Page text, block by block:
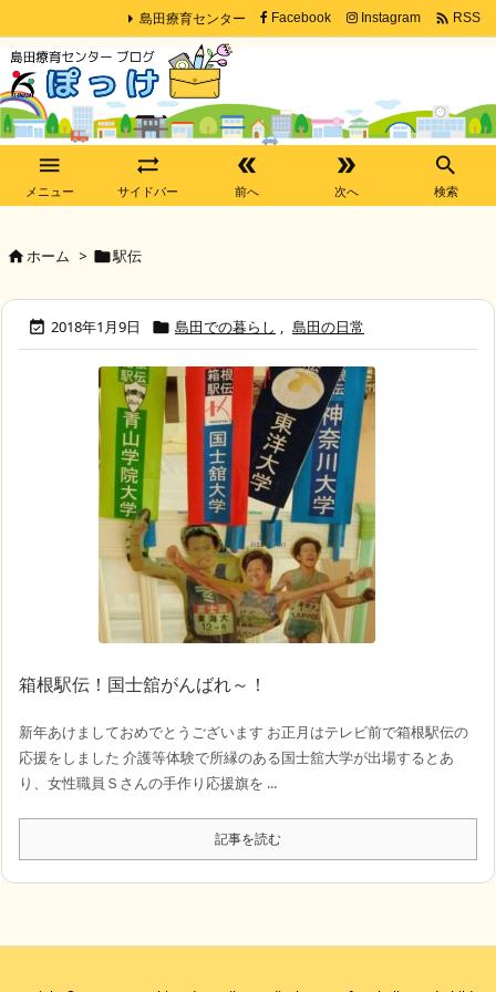

メニュー

サイドバー

前へ

次へ

検索
島田療育センター Facebook Instagram  RSS
ホーム > 駅伝
 2018年1月9日  島田での暮らし 島田の日常
箱根駅伝！国士舘がんばれ～！
新年あけましておめでとうございます お正月はテレビ前で箱根駅伝の
応援をしました 介護等体験で所縁のある国士舘大学が出場するとあ
り、女性職員Ｓさんの手作り応援旗を ...
記事を読む